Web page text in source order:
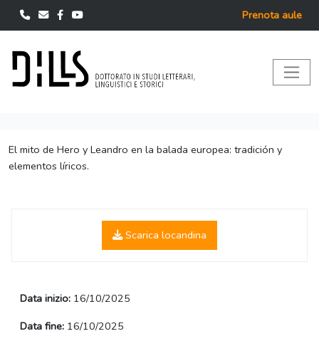
Prenota aule
El mito de Hero y Leandro en la balada europea: tradición y
elementos líricos.
Scarica locandina
Data inizio: 16/10/2025
Data fine: 16/10/2025